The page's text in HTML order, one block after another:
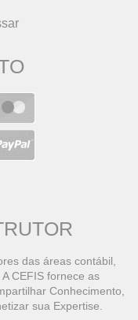
das áreas contábil,
CEFIS fornece as
Conhecimento,
sua Expertise.